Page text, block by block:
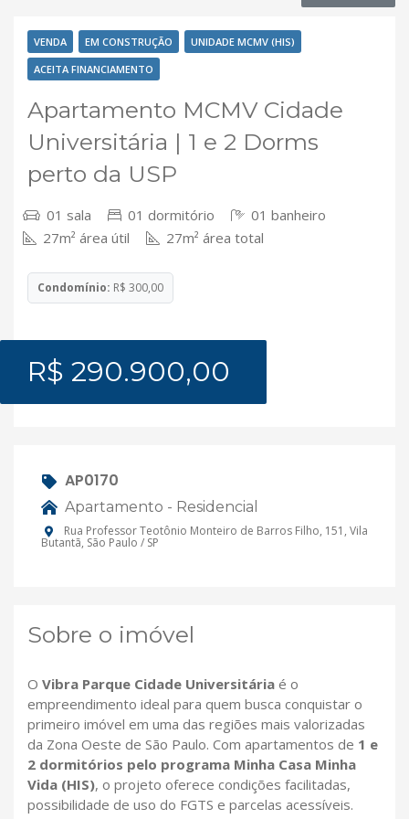
VENDA EM CONSTRUÇÃO
UNIDADE MCMV (HIS)
ACEITA FINANCIAMENTO
Apartamento MCMV Cidade
Universitária | 1 e 2 Dorms
perto da USP
01 sala 01 dormitório
01 banheiro
27m² área útil
27m² área total
Condomínio: R$ 300,00
R$ 290.900,00
AP0170
Apartamento - Residencial
Rua Professor Teotônio Monteiro de Barros Filho, 151, Vila
Butantã, São Paulo / SP
Sobre o imóvel
O Vibra Parque Cidade Universitária é o
empreendimento ideal para quem busca conquistar o
primeiro imóvel em uma das regiões mais valorizadas
da Zona Oeste de São Paulo. Com apartamentos de 1 e
2 dormitórios pelo programa Minha Casa Minha
Vida (HIS), o projeto oferece condições facilitadas,
possibilidade de uso do FGTS e parcelas acessíveis.